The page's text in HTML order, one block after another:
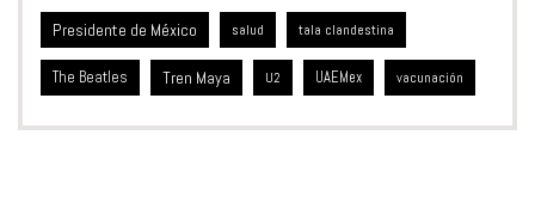
Presidente de México salud tala clandestina
The Beatles Tren Maya U2 UAEMex vacunación